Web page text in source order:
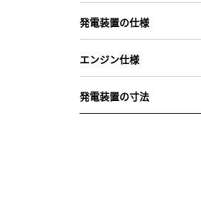
発電装置の仕様
エンジン仕様
発電装置の寸法